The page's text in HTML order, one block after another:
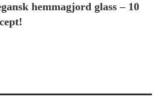
hemmagjord glass – 10